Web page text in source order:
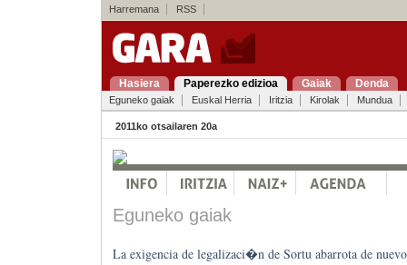
Harremana RSS
Hasiera Paperezko edizioa Gaiak Denda
Eguneko gaiak Euskal Herria Iritzia Kirolak Mundua
2011ko otsailaren 20a
Eguneko gaiak
La exigencia de legalizaci�n de Sortu abarrota de